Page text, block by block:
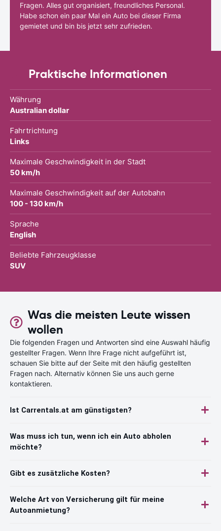
Fragen. Alles gut organisiert, freundliches Personal.
Habe schon ein paar Mal ein Auto bei dieser Firma
gemietet und bin bis jetzt sehr zufrieden.
Praktische Informationen
Währung
Australian dollar
Fahrtrichtung
Links
Maximale Geschwindigkeit in der Stadt
50 km/h
Maximale Geschwindigkeit auf der Autobahn
100 - 130 km/h
Sprache
English
Beliebte Fahrzeugklasse
SUV
Was die meisten Leute wissen
wollen
Die folgenden Fragen und Antworten sind eine Auswahl häufig
gestellter Fragen. Wenn Ihre Frage nicht aufgeführt ist,
schauen Sie bitte auf der Seite mit den häufig gestellten
Fragen nach. Alternativ können Sie uns auch gerne
kontaktieren.
Ist Carrentals.at am günstigsten?
Was muss ich tun, wenn ich ein Auto abholen
möchte?
Gibt es zusätzliche Kosten?
Welche Art von Versicherung gilt für meine
Autoanmietung?